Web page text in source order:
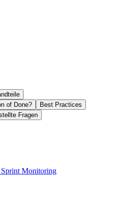
of Done?
Best Practices
Fragen
Monitoring